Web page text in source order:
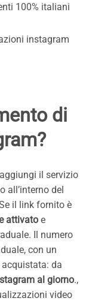
100% italiani
instagram
di
il servizio
all’interno del
il link fornito è
attivato e
Il numero
con un
da
al giorno.,
video